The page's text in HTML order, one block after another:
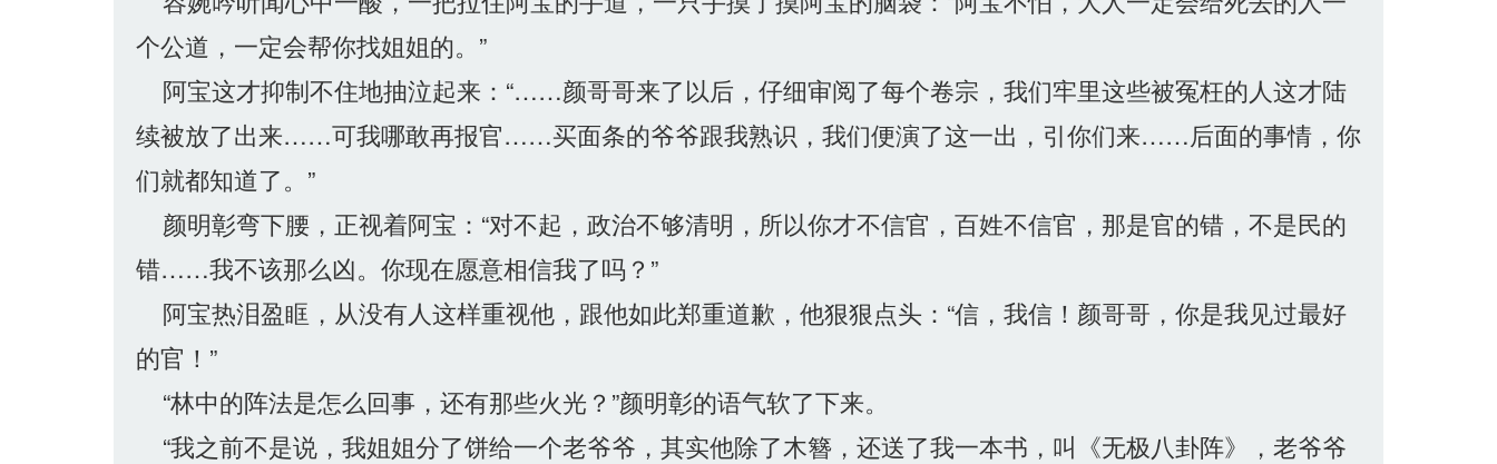
个公道，一定会帮你找姐姐的。”
阿宝这才抑制不住地抽泣起来：“……颜哥哥来了以后，仔细审阅了每个卷宗，我们牢里这些被冤枉的人这才陆
续被放了出来……可我哪敢再报官……买面条的爷爷跟我熟识，我们便演了这一出，引你们来……后面的事情，你
们就都知道了。”
颜明彰弯下腰，正视着阿宝：“对不起，政治不够清明，所以你才不信官，百姓不信官，那是官的错，不是民的
错……我不该那么凶。你现在愿意相信我了吗？”
阿宝热泪盈眶，从没有人这样重视他，跟他如此郑重道歉，他狠狠点头：“信，我信！颜哥哥，你是我见过最好
的官！”
“林中的阵法是怎么回事，还有那些火光？”颜明彰的语气软了下来。
“我之前不是说，我姐姐分了饼给一个老爷爷，其实他除了木簪，还送了我一本书，叫《无极八卦阵》，老爷爷